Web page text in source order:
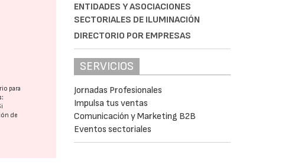
para
de
ENTIDADES Y ASOCIACIONES
SECTORIALES DE ILUMINACIÓN
DIRECTORIO POR EMPRESAS
SERVICIOS
Jornadas Profesionales
Impulsa tus ventas
Comunicación y Marketing B2B
Eventos sectoriales